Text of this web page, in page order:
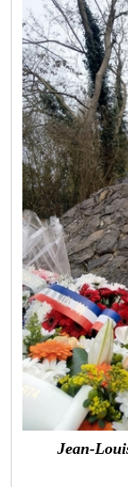
Jean-